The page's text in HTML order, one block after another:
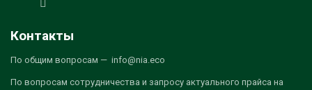
Контакты
По общим вопросам — info@nia.eco
По вопросам сотрудничества и запросу актуального прайса на